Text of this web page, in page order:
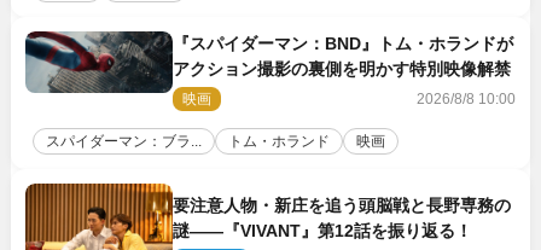
『スパイダーマン：BND』トム・ホランドが
アクション撮影の裏側を明かす特別映像解禁
映画 2026/8/8 10:00
スパイダーマン：ブラ... トム・ホランド 映画
要注意人物・新庄を追う頭脳戦と長野専務の
謎――『VIVANT』第12話を振り返る！